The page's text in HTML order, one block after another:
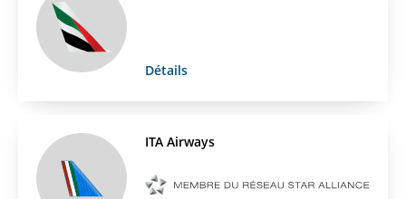
Détails
ITA Airways